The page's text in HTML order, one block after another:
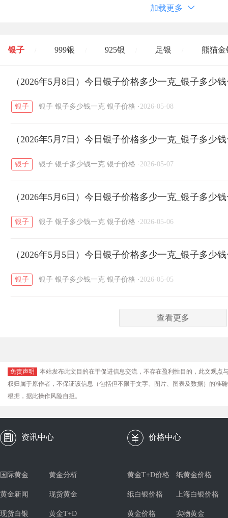
加载更多
银子 999银 925银 足银 熊猫金
开国纪念币 大清银币 / 长城币 / 老
菜百 周生生 周大生
六福 / 金至尊 / 潮宏基 / 亚一金店
（2026年5月8日）今日银子价格多少一克_银子多少
银子 银子 银子多少钱一克 银子价格 · 2026-05-08
（2026年5月7日）今日银子价格多少一克_银子多少
银子 银子 银子多少钱一克 银子价格 · 2026-05-07
（2026年5月6日）今日银子价格多少一克_银子多少
银子 银子 银子多少钱一克 银子价格 · 2026-05-06
（2026年5月5日）今日银子价格多少一克_银子多少
银子 银子 银子多少钱一克 银子价格 · 2026-05-05
查看更多
免责声明
本站发布此文目的在于促进信息交流，不存在盈利性目的，此文观
权归属于原作者，不保证该信息（包括但不限于文字、图片、图表及数据）的准
根据，据此操作风险自担。
资讯中心 价格中心
国际黄金 黄金分析
黄金新闻 现货黄金
现货白银 黄金T+D
黄金T+D价格 纸黄金价格
纸白银价格 上海白银价格
黄金价格 实物黄金